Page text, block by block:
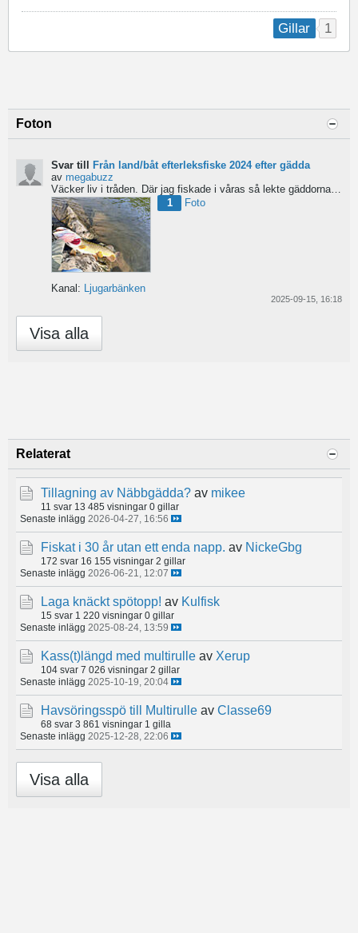
Gillar 1
Foton
Svar till
Från land/båt efterleksfiske 2024 efter gädda
av megabuzz
Väcker liv i tråden. Där jag fiskade i våras så lekte gäddorna från början av mars hela vägen in i juni...
1
Foto
Kanal: Ljugarbänken
2025-09-15, 16:18
Visa alla
Relaterat
Tillagning av Näbbgädda? av mikee
11 svar 13 485 visningar 0 gillar
Senaste inlägg 2026-04-27, 16:56
Fiskat i 30 år utan ett enda napp. av NickeGbg
172 svar 16 155 visningar 2 gillar
Senaste inlägg 2026-06-21, 12:07
Laga knäckt spötopp! av Kulfisk
15 svar 1 220 visningar 0 gillar
Senaste inlägg 2025-08-24, 13:59
Kass(t)längd med multirulle av Xerup
104 svar 7 026 visningar 2 gillar
Senaste inlägg 2025-10-19, 20:04
Havsöringsspö till Multirulle av Classe69
68 svar 3 861 visningar 1 gilla
Senaste inlägg 2025-12-28, 22:06
Visa alla